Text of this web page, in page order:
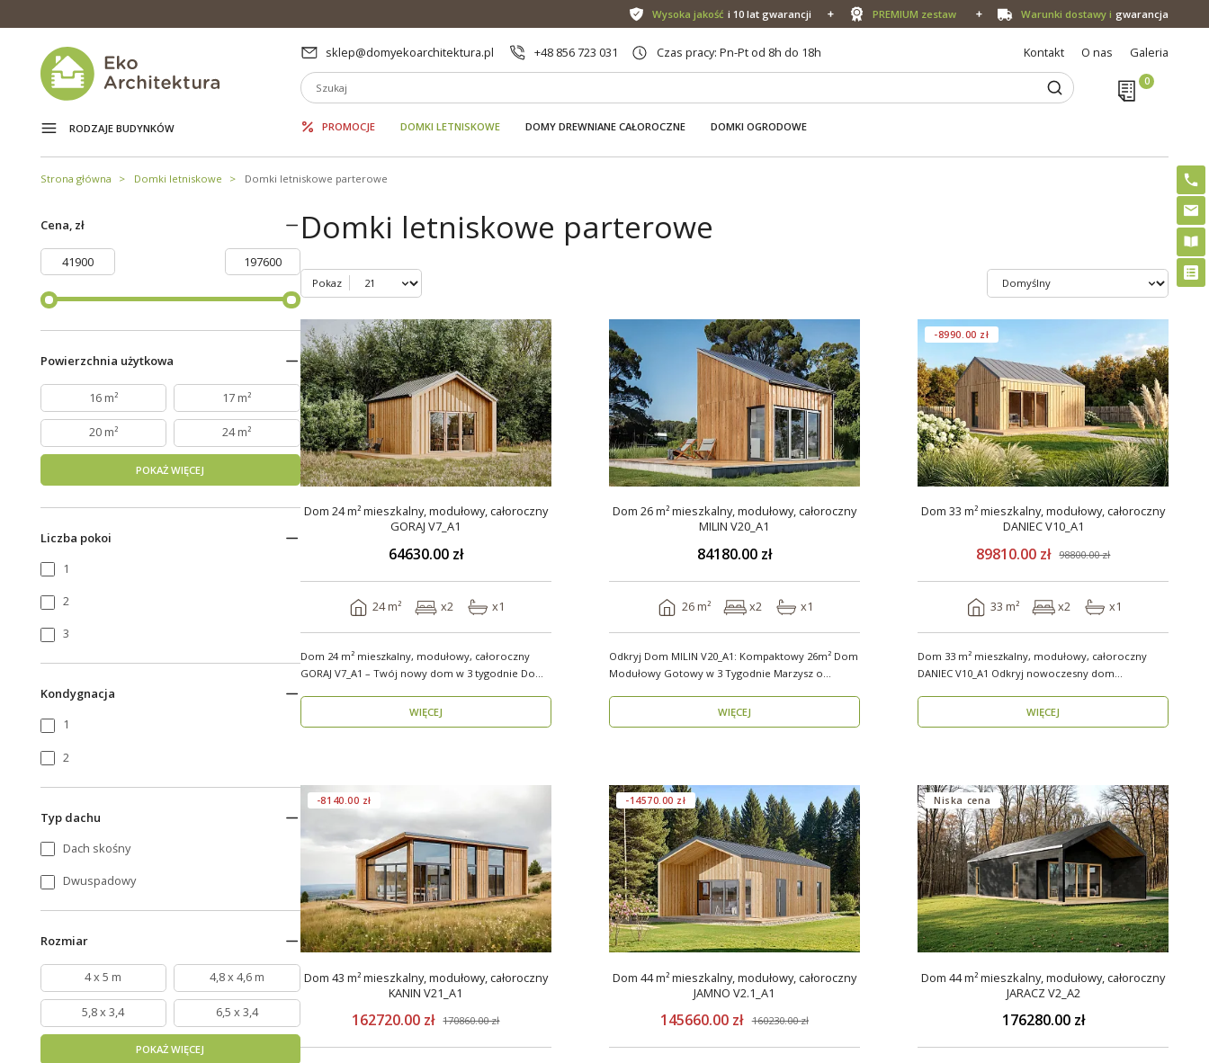
Wysoka jakość i 10 lat gwarancji PREMIUM zestaw Warunki dostawy i gwarancja
sklep@domyekoarchitektura.pl +48 856 723 031 Czas pracy: Pn-Pt od 8h do 18h Kontakt O nas Galeria
RODZAJE BUDYNKÓW PROMOCJE DOMKI LETNISKOWE DOMY DREWNIANE CAŁOROCZNE DOMKI OGRODOWE
Strona główna Domki letniskowe Domki letniskowe parterowe
Cena, zł
Powierzchnia użytkowa
16 m² 17 m²
20 m² 24 m²
POKAŻ WIĘCEJ
Liczba pokoi
1
2
3
Kondygnacja
1
2
Typ dachu
Dach skośny
Dwuspadowy
Rozmiar
4 x 5 m 4,8 x 4,6 m
5,8 x 3,4 6,5 x 3,4
POKAŻ WIĘCEJ
Domki letniskowe parterowe
Pokaz
Dom 24 m² mieszkalny, modułowy, całoroczny
GORAJ V7_A1
64630.00 zł
24 m² x2 x1
Dom 24 m² mieszkalny, modułowy, całoroczny
GORAJ V7_A1 – Twój nowy dom w 3 tygodnie Domy
WIĘCEJ
Dom 26 m² mieszkalny, modułowy, całoroczny
MILIN V20_A1
84180.00 zł
26 m² x2 x1
Odkryj Dom MILIN V20_A1: Kompaktowy 26m² Dom
Modułowy Gotowy w 3 Tygodnie Marzysz o
WIĘCEJ
-8990.00 zł
Dom 33 m² mieszkalny, modułowy, całoroczny
DANIEC V10_A1
89810.00 zł 98800.00 zł
33 m² x2 x1
Dom 33 m² mieszkalny, modułowy, całoroczny
DANIEC V10_A1 Odkryj nowoczesny dom
WIĘCEJ
-8140.00 zł
Dom 43 m² mieszkalny, modułowy, całoroczny
KANIN V21_A1
162720.00 zł 170860.00 zł
-14570.00 zł
Dom 44 m² mieszkalny, modułowy, całoroczny
JAMNO V2.1_A1
145660.00 zł 160230.00 zł
Niska cena
Dom 44 m² mieszkalny, modułowy, całoroczny
JARACZ V2_A2
176280.00 zł